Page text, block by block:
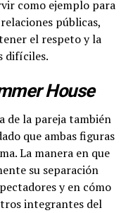
como ejemplo para
públicas,
el respeto y la
difíciles.
House
de la pareja también
que ambas figuras
La manera en que
su separación
y en cómo
integrantes del